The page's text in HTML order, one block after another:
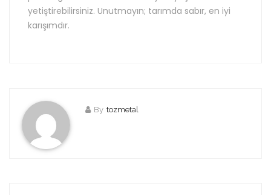
yetiştirebilirsiniz. Unutmayın; tarımda sabır, en iyi
karışımdır.
By tozmetal